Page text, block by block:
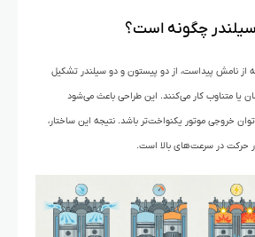
چگونه است؟
از نامش پیداست، از دو پیستون و دو سیلندر تشکیل
متناوب کار می‌کنند. این طراحی باعث می‌شود
خروجی موتور یکنواخت‌تر باشد. نتیجه این ساختار،
حرکت در سرعت‌های بالا است.